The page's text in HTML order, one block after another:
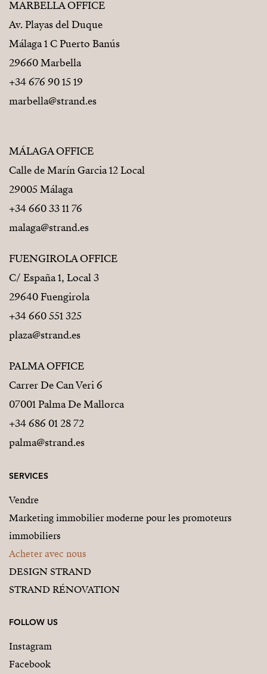
MARBELLA OFFICE
Av. Playas del Duque
Málaga 1 C Puerto Banús
29660 Marbella
+34 676 90 15 19
marbella@strand.es
MÁLAGA OFFICE
Calle de Marín Garcia 12 Local
29005 Málaga
+34 660 33 11 76
malaga@strand.es
FUENGIROLA OFFICE
C/ España 1, Local 3
29640 Fuengirola
+34 660 551 325
plaza@strand.es
PALMA OFFICE
Carrer De Can Veri 6
07001 Palma De Mallorca
+34 686 01 28 72
palma@strand.es
SERVICES
Vendre
Marketing immobilier moderne pour les promoteurs
immobiliers
Acheter avec nous
DESIGN STRAND
STRAND RÉNOVATION
FOLLOW US
Instagram
Facebook